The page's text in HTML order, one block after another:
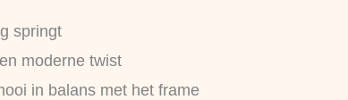
springt
moderne twist
in balans met het frame